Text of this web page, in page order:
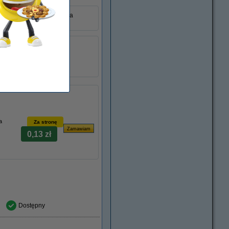
się do drukowania
W2213X
Za stronę
0,13 zł
Dostępny